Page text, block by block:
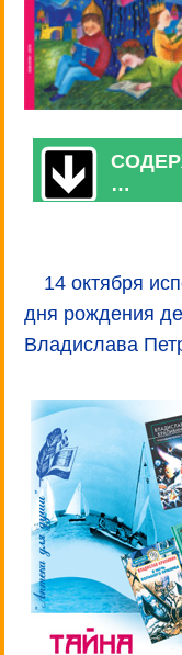
…
14 октября
дня рождения
Владислава